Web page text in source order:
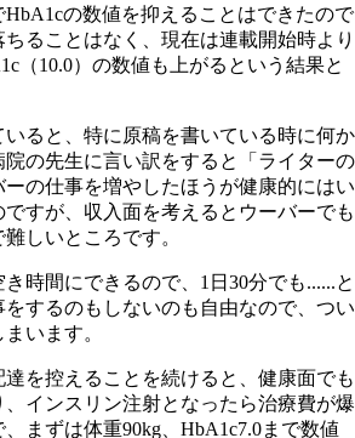
の数値を抑えることはできたので
ることはなく、現在は連載開始時より
（10.0）の数値も上がるという結果と
ると、特に原稿を書いている時に何か
の先生に言い訳をすると「ライターの
の仕事を増やしたほうが健康的にはい
すが、収入面を考えるとウーバーでも
しいところです。
時間にできるので、1日30分でも......と
するのもしないのも自由なので、つい
います。
を控えることを続けると、健康面でも
インスリン注射となったら治療費が爆
、まずは体重90kg、HbA1c7.0まで数値